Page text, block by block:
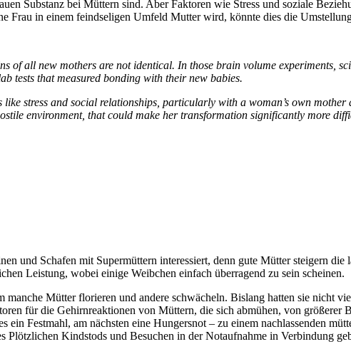
Substanz bei Müttern sind. Aber Faktoren wie Stress und soziale
Frau in einem feindseligen Umfeld Mutter wird, könnte dies die
all new mothers are not identical. In those brain volume experiments,
tests that measured bonding with their new babies.
stress and social relationships, particularly with a woman’s own
environment, that could make her transformation significantly more
und Schafen mit Supermüttern interessiert, denn gute Mütter steigern
Leistung, wobei einige Weibchen einfach überragend zu sein scheinen.
Mütter florieren und andere schwächeln. Bislang hatten sie nicht
für die Gehirnreaktionen von Müttern, die sich abmühen, von größerer
Festmahl, am nächsten eine Hungersnot – zu einem nachlassenden
Kindstods und Besuchen in der Notaufnahme in Verbindung